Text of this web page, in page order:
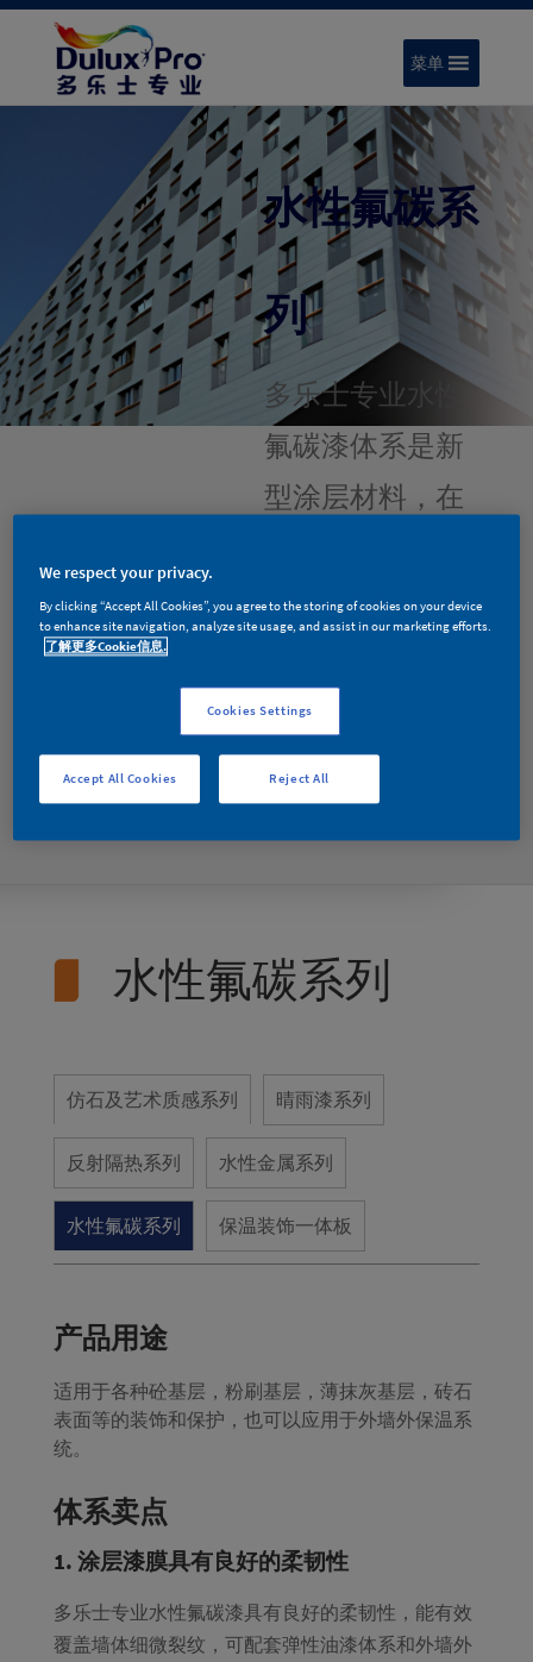
菜单
水性氟碳系
列
多乐士专业水性
氟碳漆体系是新
型涂层材料，在
上经过配方改
其他类型涂层材
质更为优异的使
用性能。
水性氟碳系列
仿石及艺术质感系列 晴雨漆系列
反射隔热系列 水性金属系列
水性氟碳系列 保温装饰一体板
产品用途
适用于各种砼基层，粉刷基层，薄抹灰基层，砖石
表面等的装饰和保护，也可以应用于外墙外保温系
统。
体系卖点
1. 涂层漆膜具有良好的柔韧性
多乐士专业水性氟碳漆具有良好的柔韧性，能有效
覆盖墙体细微裂纹，可配套弹性油漆体系和外墙外
We respect your privacy.
By clicking “Accept All Cookies”, you agree to the storing of cookies on your device
to enhance site navigation, analyze site usage, and assist in our marketing efforts.
了解更多Cookie信息.
Cookies Settings
Reject All
Accept All Cookies